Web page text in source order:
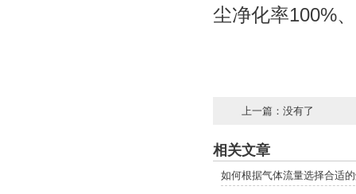
尘净化率100%
上一篇：没有了
相关文章
如何根据气体流量选择合适